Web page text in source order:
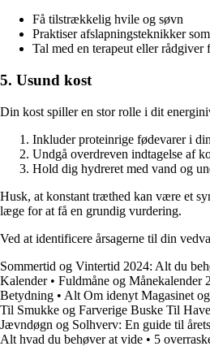
Få tilstrækkelig hvile og søvn
Praktiser afslapningsteknikker
Tal med en terapeut eller
5. Usund kost
Din kost spiller en stor rolle i dit
Inkluder proteinrige fødevarer i
Undgå overdreven indtagelse af
Hold dig hydreret med vand og
Husk, at konstant træthed kan være et
læge for at få en grundig vurdering.
Ved at identificere årsagerne til din
Sommertid og Vintertid 2024: Alt du
Kalender• Fuldmåne og Månekalender
Betydning • Alt Om idenyt Magasinet
Til Smukke og Farverige Buske Til
Jævndøgn og Solhverv: En guide til
Alt hvad du behøver at vide • 5